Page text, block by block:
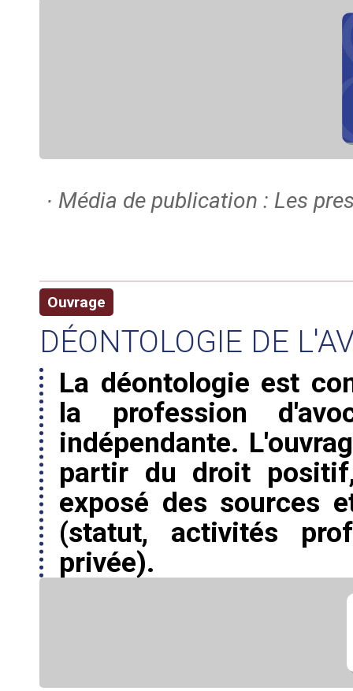
∙ Média de publication : Les
Ouvrage
DÉONTOLOGIE DE
La déontologie est
la profession
indépendante.
partir du droit
exposé des sources
(statut, activités
privée).